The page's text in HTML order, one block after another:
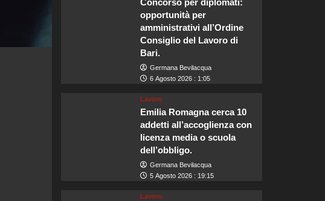
Concorso per diplomati:
opportunità per
amministrativi all’Ordine
Consiglio del Lavoro di
Bari.
Germana Bevilacqua
6 Agosto 2026 : 1:05
Lavoro
Emilia Romagna cerca 10
addetti all’accoglienza con
licenza media o scuola
dell’obbligo.
Germana Bevilacqua
5 Agosto 2026 : 19:15
Lavoro